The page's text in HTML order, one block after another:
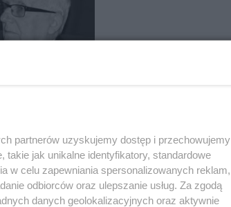
partnerów uzyskujemy dostęp i przechowujemy
jak unikalne identyfikatory, standardowe
w celu zapewniania spersonalizowanych reklam,
odbiorców oraz ulepszanie usług. Za zgodą
danych geolokalizacyjnych oraz aktywnie